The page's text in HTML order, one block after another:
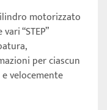
motorizzato
“STEP”
per ciascun
velocemente